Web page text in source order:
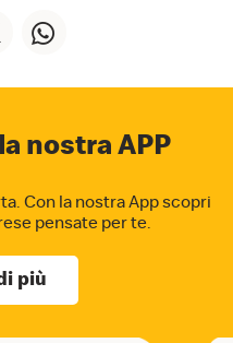
nostra APP
Con la nostra App scopri
pensate per te.
più